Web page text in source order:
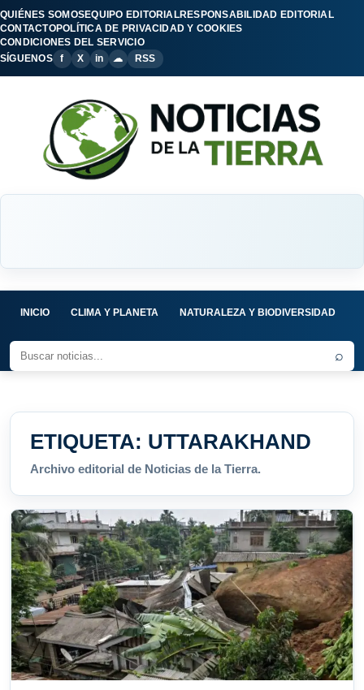
QUIÉNES SOMOSEQUIPO EDITORIALRESPONSABILIDAD EDITORIAL
CONTACTOPOLÍTICA DE PRIVACIDAD Y COOKIES
CONDICIONES DEL SERVICIO
SÍGUENOS
f X in ☁ RSS
INICIO CLIMA Y PLANETA NATURALEZA Y BIODIVERSIDAD
⌕
ETIQUETA: UTTARAKHAND
Archivo editorial de Noticias de la Tierra.